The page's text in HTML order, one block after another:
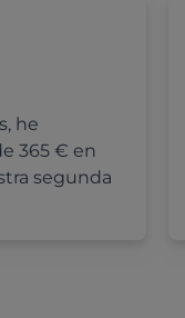
he
365 € en
segunda